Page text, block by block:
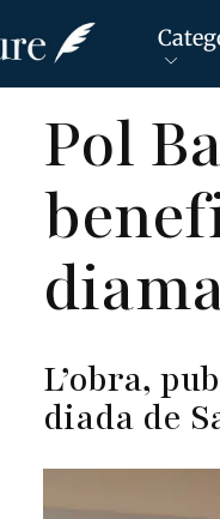
Pol
L’obra,
diada de